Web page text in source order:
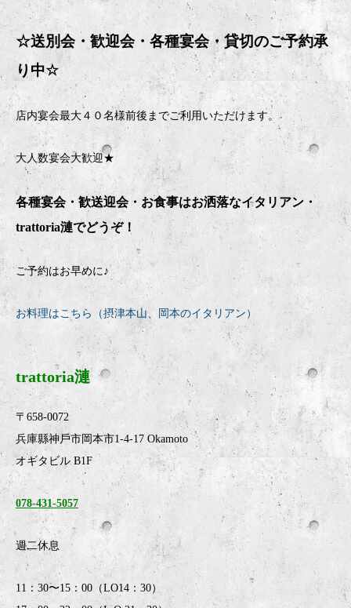
☆送別会・歓迎会・ 各種宴会・貸切のご予約承
り中☆
店内宴会最大４０名様前後までご利用いただけます。
大人数宴会大歓迎★
各種宴会・歓送迎会・お食事はお洒落なイタリアン・
trattoria漣でどうぞ！
ご予約はお早めに♪
お料理はこちら（摂津本山、岡本のイタリアン）
trattoria漣
〒658-0072
兵庫縣神戶市岡本市1-4-17 Okamoto
オギタビル B1F
078-431-5057
週二休息
11：30〜15：00（LO14：30）